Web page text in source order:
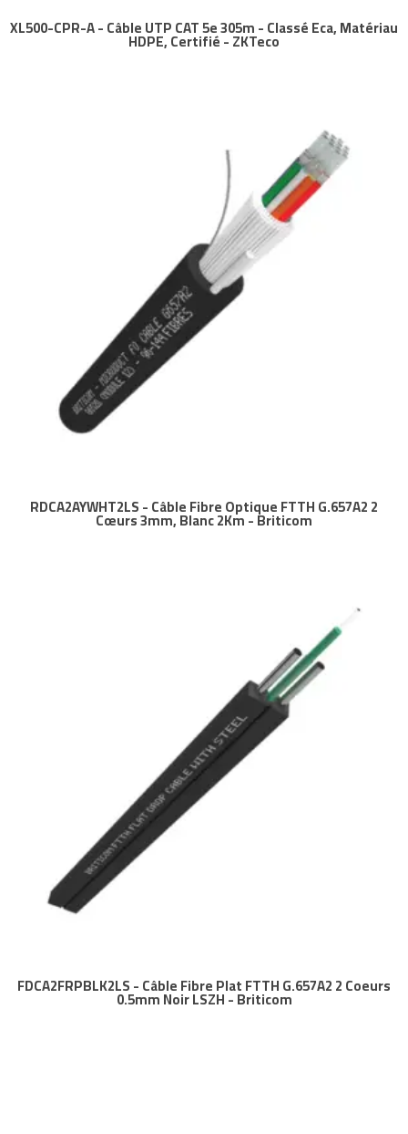
XL500-CPR-A - Câble UTP CAT 5e 305m - Classé Eca, Matériau
HDPE, Certifié - ZKTeco
RDCA2AYWHT2LS - Câble Fibre Optique FTTH G.657A2 2
Cœurs 3mm, Blanc 2Km - Briticom
FDCA2FRPBLK2LS - Câble Fibre Plat FTTH G.657A2 2 Coeurs
0.5mm Noir LSZH - Briticom